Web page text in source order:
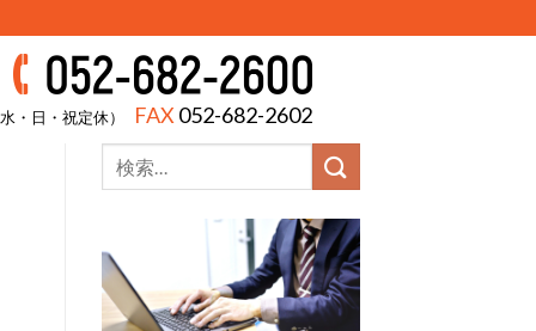
・日・祝定休） FAX 052-682-2602